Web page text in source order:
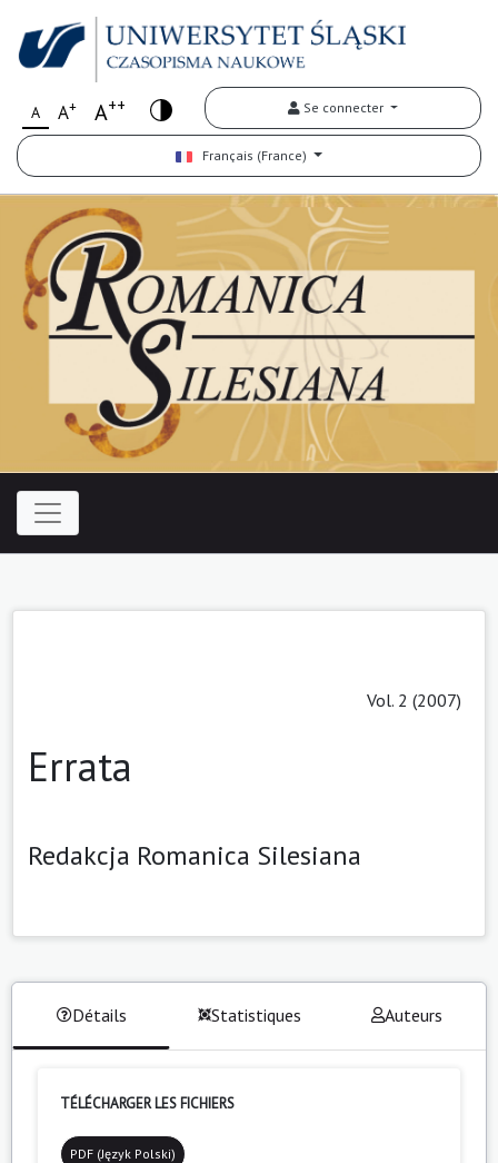
A A+ A++ Se connecter
Français (France)
Vol. 2 (2007)
Errata
Redakcja Romanica Silesiana
Détails Statistiques Auteurs
TÉLÉCHARGER LES FICHIERS
PDF (Język Polski)